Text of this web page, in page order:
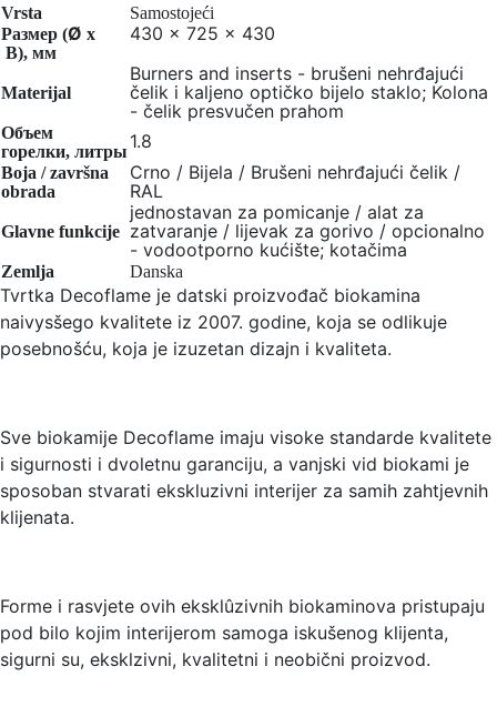
Vrsta
Samostojeći
Размер (Ø x
В), мм
430 x 725 x 430
Materijal
Burners and inserts - brušeni nehrđajući
čelik i kaljeno optičko bijelo staklo; Kolona
- čelik presvučen prahom
Объем
горелки, литры 1.8
Boja / završna
obrada
Crno / Bijela / Brušeni nehrđajući čelik /
RAL
Glavne funkcije
jednostavan za pomicanje / alat za
zatvaranje / lijevak za gorivo / opcionalno
- vodootporno kućište; kotačima
Zemlja Danska
Tvrtka Decoflame je datski proizvođač biokamina
naivysšego kvalitete iz 2007. godine, koja se odlikuje
posebnošću, koja je izuzetan dizajn i kvaliteta.
Sve biokamije Decoflame imaju visoke standarde kvalitete
i sigurnosti i dvoletnu garanciju, a vanjski vid biokami je
sposoban stvarati ekskluzivni interijer za samih zahtjevnih
klijenata.
Forme i rasvjete ovih eksklûzivnih biokaminova pristupaju
pod bilo kojim interijerom samoga iskušenog klijenta,
sigurni su, eksklzivni, kvalitetni i neobični proizvod.